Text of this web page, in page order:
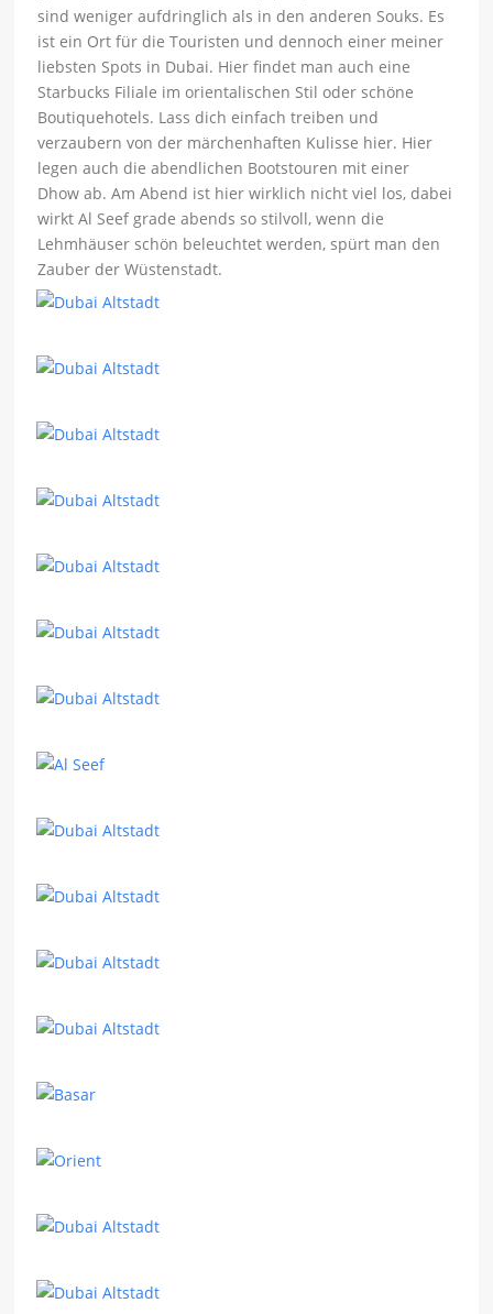
sind weniger aufdringlich als in den anderen Souks. Es
ist ein Ort für die Touristen und dennoch einer meiner
liebsten Spots in Dubai. Hier findet man auch eine
Starbucks Filiale im orientalischen Stil oder schöne
Boutiquehotels. Lass dich einfach treiben und
verzaubern von der märchenhaften Kulisse hier. Hier
legen auch die abendlichen Bootstouren mit einer
Dhow ab. Am Abend ist hier wirklich nicht viel los, dabei
wirkt Al Seef grade abends so stilvoll, wenn die
Lehmhäuser schön beleuchtet werden, spürt man den
Zauber der Wüstenstadt.